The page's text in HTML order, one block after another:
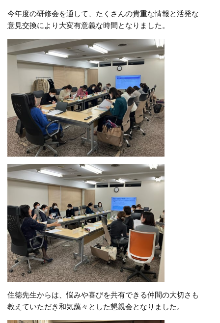
今年度の研修会を通して、たくさんの貴重な情報と活発な
意見交換により大変有意義な時間となりました。
住徳先生からは、悩みや喜びを共有できる仲間の大切さも
教えていただき和気藹々とした懇親会となりました。